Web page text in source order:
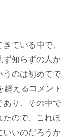
ている中で、
ず知らずの人か
うのは初めてで
超えるコメント
あり、その中で
ので、これほ
いいのだろうか